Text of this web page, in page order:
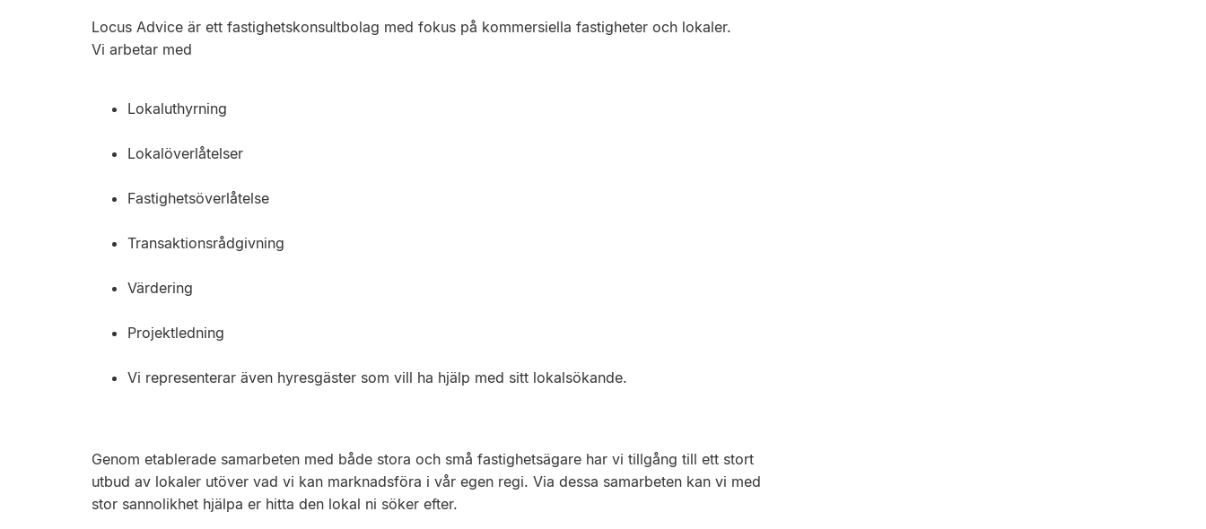
Locus Advice är ett fastighetskonsultbolag med fokus på kommersiella fastigheter och lokaler.
Vi arbetar med
Lokaluthyrning
Lokalöverlåtelser
Fastighetsöverlåtelse
Transaktionsrådgivning
Värdering
Projektledning
Vi representerar även hyresgäster som vill ha hjälp med sitt lokalsökande.
Genom etablerade samarbeten med både stora och små fastighetsägare har vi tillgång till ett stort
utbud av lokaler utöver vad vi kan marknadsföra i vår egen regi. Via dessa samarbeten kan vi med
stor sannolikhet hjälpa er hitta den lokal ni söker efter.